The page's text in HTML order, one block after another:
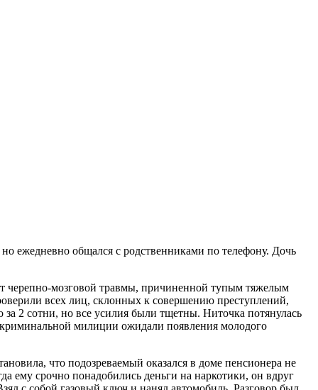
ежедневно общался с родственниками по телефону. Дочь
черепно-мозговой травмы, причиненной тупым тяжелым
всех лиц, склонных к совершению преступлений,
2 сотни, но все усилия были тщетны. Ниточка потянулась
милиции ожидали появления молодого
что подозреваемый оказался в доме пенсионера не
ему срочно понадобились деньги на наркотики, он вдруг